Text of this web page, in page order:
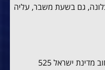
גם בשעת משבר, עליה
סיפור הצמיחה של הילד שגדל ברחוב מדינת ישראל 525